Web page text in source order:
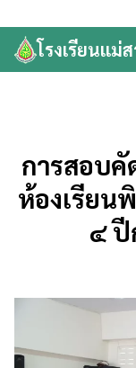
to
contentโรงเรียนแม่
Search
for:
การสอบคั
ห้องเรียน
๔